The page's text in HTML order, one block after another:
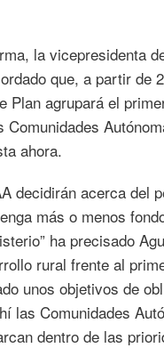
la vicepresidenta
que, a partir de
Plan agrupará el
ahora.
decidirán acerca del
más o menos
ha precisado
rural frente al
unos objetivos de
las Comunidades
dentro de las